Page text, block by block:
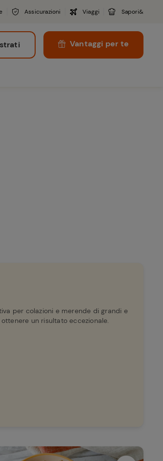
Assicurazioni Viaggi Sapori&
Vantaggi per te
per colazioni e merende di grandi e
un risultato eccezionale.